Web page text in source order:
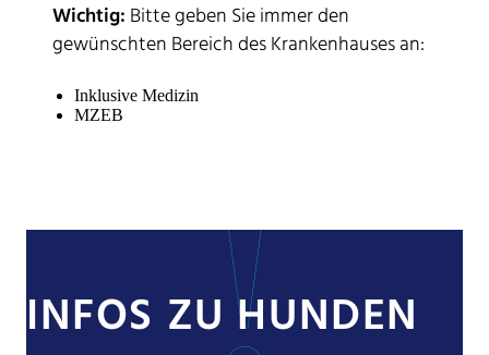
Wichtig: Bitte geben Sie immer den
gewünschten Bereich des Krankenhauses an:
Inklusive Medizin
MZEB
INFOS ZU HUNDEN